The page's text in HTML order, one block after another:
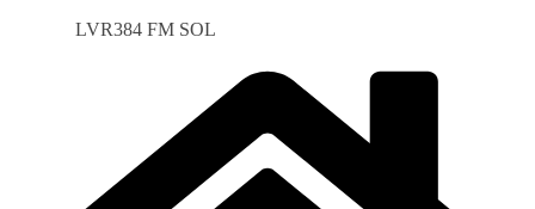
LVR384 FM SOL